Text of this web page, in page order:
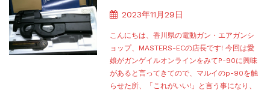
2023年11月29日
こんにちは、香川県の電動ガン・エアガンシ
ョップ、MASTERS-ECの店長です! 今回は愛
娘がガンゲイルオンラインをみてP-90に興味
があると言ってきてので、マルイのp-90を触
らせた所、「これがいい!」と言う事になり、